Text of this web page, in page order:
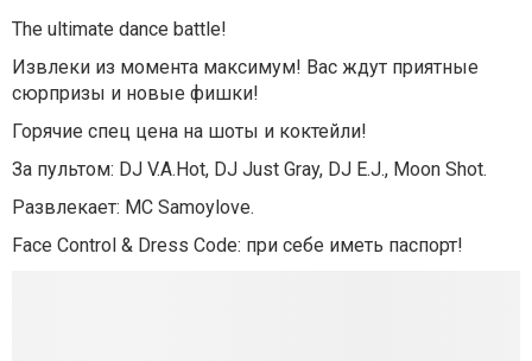
The ultimate dance battle!
Извлеки из момента максимум! Вас ждут приятные
сюрпризы и новые фишки!
Горячие спец цена на шоты и коктейли!
За пультом: DJ V.A.Hot, DJ Just Gray, DJ E.J., Moon Shot.
Развлекает: MC Samoylove.
Face Control & Dress Code: при себе иметь паспорт!